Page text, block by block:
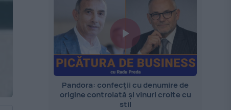
Pandora: confecții cu denumire de
origine controlată și vinuri croite cu
stil